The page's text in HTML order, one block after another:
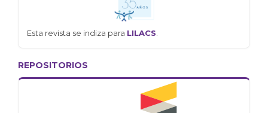
Esta revista se indiza para LILACS
REPOSITORIOS